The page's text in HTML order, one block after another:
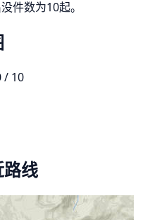
件数为10起。
/ 10
线